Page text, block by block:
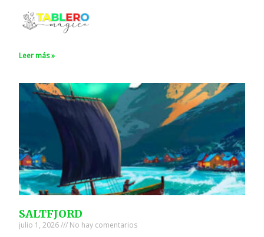
Leer más »
SALTFJORD
julio 1, 2026 No hay comentarios